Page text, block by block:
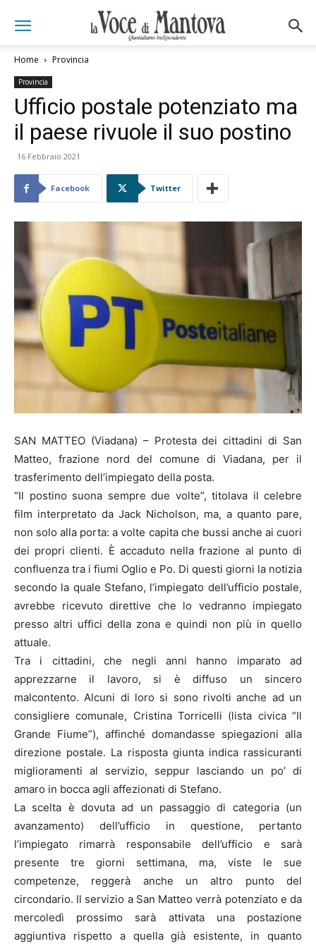
Home Provincia
Provincia
Ufficio postale potenziato ma
il paese rivuole il suo postino
16 Febbraio 2021
Facebook Twitter
SAN MATTEO (Viadana) – Protesta dei cittadini di San
Matteo, frazione nord del comune di Viadana, per il
trasferimento dell’impiegato della posta.
“Il postino suona sempre due volte”, titolava il celebre
film interpretato da Jack Nicholson, ma, a quanto pare,
non solo alla porta: a volte capita che bussi anche ai cuori
dei propri clienti. È accaduto nella frazione al punto di
confluenza tra i fiumi Oglio e Po. Di questi giorni la notizia
secondo la quale Stefano, l’impiegato dell’ufficio postale,
avrebbe ricevuto direttive che lo vedranno impiegato
presso altri uffici della zona e quindi non più in quello
attuale.
Tra i cittadini, che negli anni hanno imparato ad
apprezzarne il lavoro, si è diffuso un sincero
malcontento. Alcuni di loro si sono rivolti anche ad un
consigliere comunale, Cristina Torricelli (lista civica “Il
Grande Fiume”), affinché domandasse spiegazioni alla
direzione postale. La risposta giunta indica rassicuranti
miglioramenti al servizio, seppur lasciando un po’ di
amaro in bocca agli affezionati di Stefano.
La scelta è dovuta ad un passaggio di categoria (un
avanzamento) dell’ufficio in questione, pertanto
l’impiegato rimarrà responsabile dell’ufficio e sarà
presente tre giorni settimana, ma, viste le sue
competenze, reggerà anche un altro punto del
circondario. Il servizio a San Matteo verrà potenziato e da
mercoledì prossimo sarà attivata una postazione
aggiuntiva rispetto a quella già esistente, in quanto